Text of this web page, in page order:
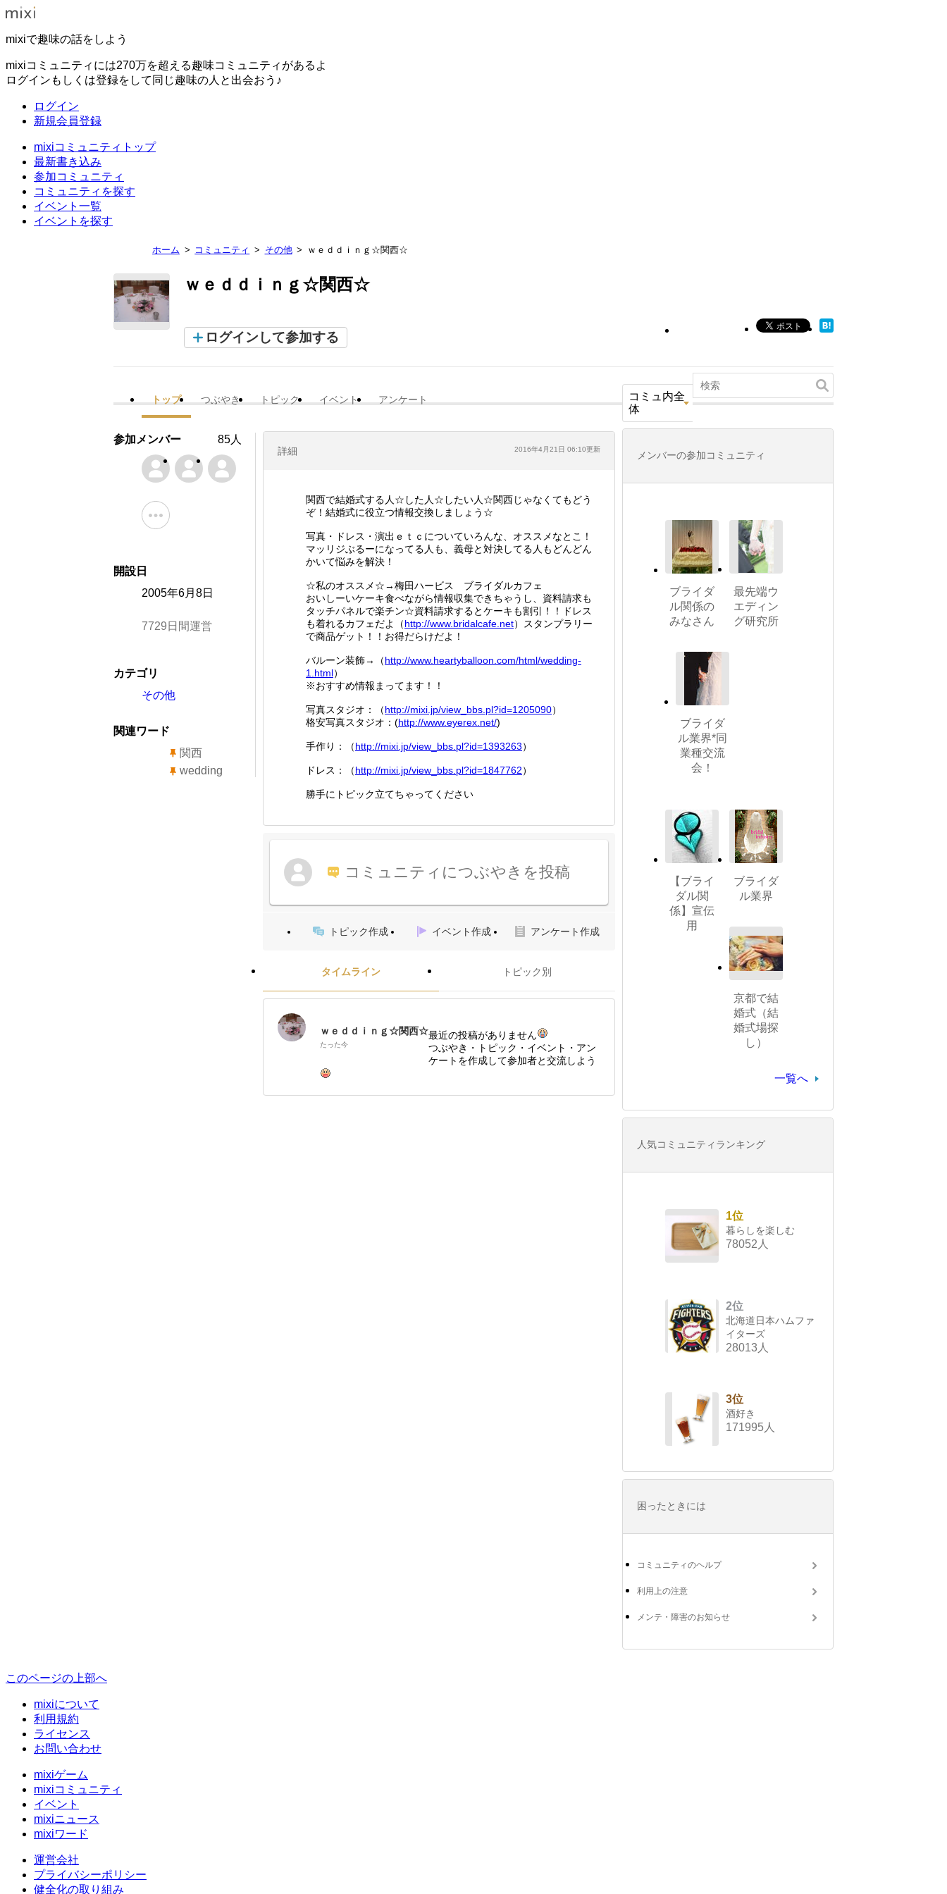
mixiで趣味の話をしよう
mixiコミュニティには270万を超える趣味コミュニティがあるよ
ログインもしくは登録をして同じ趣味の人と出会おう♪
ログイン
新規会員登録
mixiコミュニティトップ
最新書き込み
参加コミュニティ
コミュニティを探す
イベント一覧
イベントを探す
ホーム コミュニティ その他 ｗｅｄｄｉｎｇ☆関西☆
ｗｅｄｄｉｎｇ☆関西☆
ログインして参加する
トップ つぶやき トピック イベント アンケート
コミュ内全
体
詳細 2016年4月21日 06:10更新
関西で結婚式する人☆した人☆したい人☆関西じゃなくてもどう
ぞ！結婚式に役立つ情報交換しましょう☆
写真・ドレス・演出ｅｔｃについていろんな、オススメなとこ！
マッリジぶるーになってる人も、義母と対決してる人もどんどん
かいて悩みを解決！
☆私のオススメ☆→梅田ハービス ブライダルカフェ
おいしーいケーキ食べながら情報収集できちゃうし、資料請求も
タッチパネルで楽チン☆資料請求するとケーキも割引！！ドレス
も着れるカフェだよ（http://www.bridalcafe .net）スタンプラリー
で商品ゲット！！お得だらけだよ！
バルーン装飾→（http://www.heartyballoon.com/html/wedding-
1.html）
※おすすめ情報まってます！！
写真スタジオ：（http://mixi.jp/view_bbs.pl?id=1205090）
格安写真スタジオ：(http://www.eyerex.net/)
手作り：（http://mixi.jp/view_bbs.pl?id=1393263）
ドレス：（http://mixi.jp/view_bbs.pl?id=1847762）
勝手にトピック立てちゃってください
コミュニティにつぶやきを投稿
トピック作成 イベント作成 アンケート作成
タイムライン トピック別
ｗｅｄｄｉｎｇ☆関西☆
たった今
最近の投稿がありません
つぶやき・トピック・イベント・アン
ケートを作成して参加者と交流しよう
参加メンバー 85人
開設日
2005年6月8日
7729日間運営
カテゴリ
その他
関連ワード
関西
wedding
メンバーの参加コミュニティ
ブライダ
ル関係の
みなさん
最先端ウ
エディン
グ研究所
ブライダ
ル業界*同
業種交流
会！
【ブライ
ダル関
係】宣伝
用
ブライダ
ル業界
京都で結
婚式（結
婚式場探
し）
一覧へ
人気コミュニティランキング
1位
暮らしを楽しむ
78052人
2位
北海道日本ハムファ
イターズ
28013人
3位
酒好き
171995人
困ったときには
コミュニティのヘルプ
利用上の注意
メンテ・障害のお知らせ
このページの上部へ
mixiについて
利用規約
ライセンス
お問い合わせ
mixiゲーム
mixiコミュニティ
イベント
mixiニュース
mixiワード
運営会社
プライバシーポリシー
健全化の取り組み